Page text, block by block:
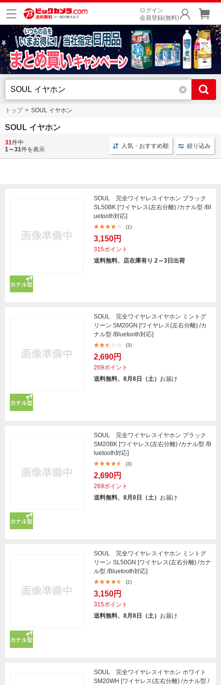
ログイン
会員登録(無料)
トップ SOUL イヤホン
SOUL イヤホン
低遅延 ワイヤレスイヤホン ワイヤレスイヤホン ノイキャン
31件中
1～31件を表示 人気・おすすめ順 絞り込み
SOUL 完全ワイヤレスイヤホン ブラック
SL50BK [ワイヤレス(左右分離) /カナル型 /Bl
uetooth対応]
(1)
3,150円
315ポイント
送料無料、店在庫有り 2～3日出荷
SOUL 完全ワイヤレスイヤホン ミントグ
リーン SM20GN [ワイヤレス(左右分離) /カ
ナル型 /Bluetooth対応]
(3)
2,690円
269ポイント
送料無料、8月8日（土） お届け
SOUL 完全ワイヤレスイヤホン ブラック
SM20BK [ワイヤレス(左右分離) /カナル型 /B
luetooth対応]
(3)
2,690円
269ポイント
送料無料、8月8日（土） お届け
SOUL 完全ワイヤレスイヤホン ミントグ
リーン SL50GN [ワイヤレス(左右分離) /カナ
ル型 /Bluetooth対応]
(2)
3,150円
315ポイント
送料無料、8月8日（土） お届け
SOUL 完全ワイヤレスイヤホン ホワイト
SM20WH [ワイヤレス(左右分離) /カナル型 /